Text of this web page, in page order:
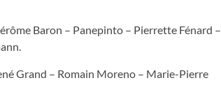
Baron – Panepinto – Pierrette Fénard –
Grand – Romain Moreno – Marie-Pierre